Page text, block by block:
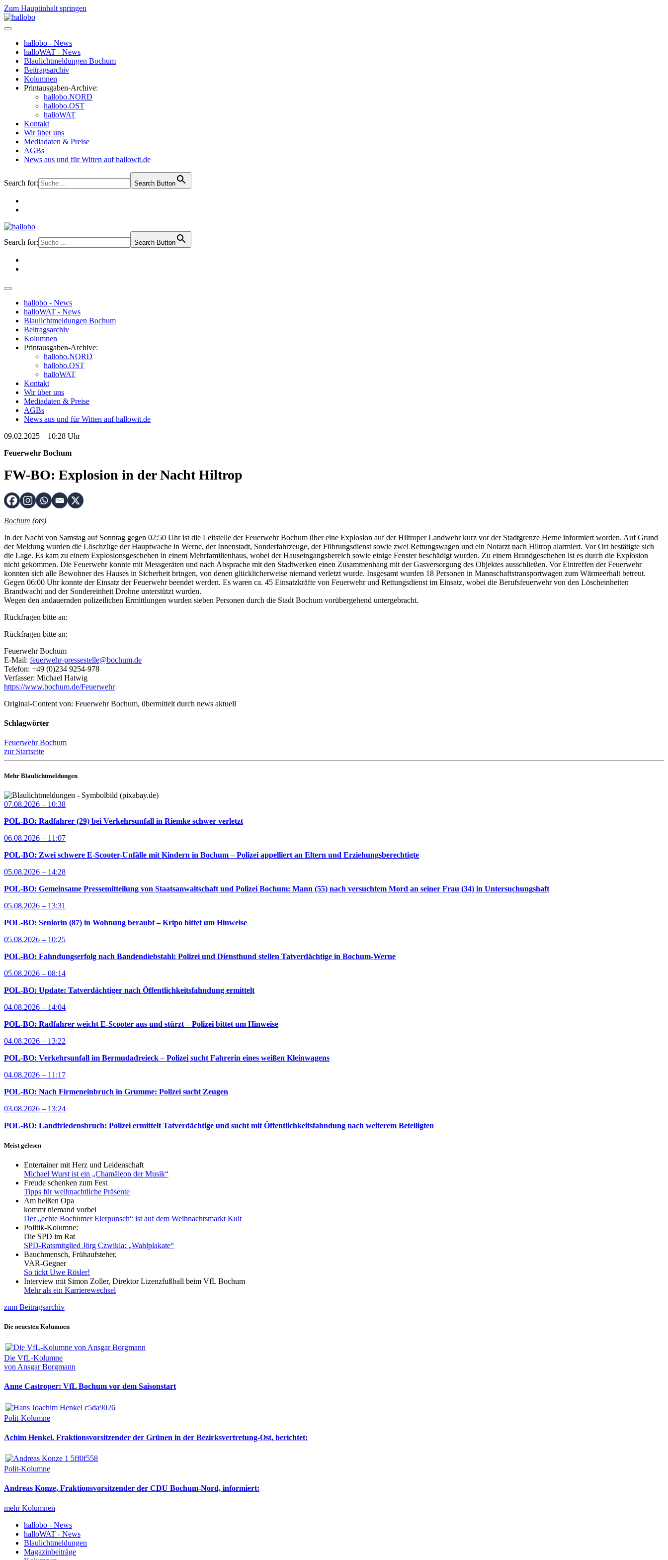
Zum Hauptinhalt springen
hallobo - News
halloWAT - News
Blaulichtmeldungen Bochum
Beitragsarchiv
Kolumnen
Printausgaben-Archive:
hallobo.NORD
hallobo.OST
halloWAT
Kontakt
Wir über uns
Mediadaten & Preise
AGBs
News aus und für Witten auf hallowit.de
Search for: Search Button
Search for: Search Button
hallobo - News
halloWAT - News
Blaulichtmeldungen Bochum
Beitragsarchiv
Kolumnen
Printausgaben-Archive:
hallobo.NORD
hallobo.OST
halloWAT
Kontakt
Wir über uns
Mediadaten & Preise
AGBs
News aus und für Witten auf hallowit.de
09.02.2025 – 10:28 Uhr
Feuerwehr Bochum
FW-BO: Explosion in der Nacht Hiltrop
Bochum (ots)
In der Nacht von Samstag auf Sonntag gegen 02:50 Uhr ist die Leitstelle der Feuerwehr Bochum über eine Explosion auf der Hiltroper Landwehr kurz vor der Stadtgrenze Herne informiert worden. Auf Grund
der Meldung wurden die Löschzüge der Hauptwache in Werne, der Innenstadt, Sonderfahrzeuge, der Führungsdienst sowie zwei Rettungswagen und ein Notarzt nach Hiltrop alarmiert. Vor Ort bestätigte sich
die Lage. Es kam zu einem Explosionsgeschehen in einem Mehrfamilienhaus, wobei der Hauseingangsbereich sowie einige Fenster beschädigt wurden. Zu einem Brandgeschehen ist es durch die Explosion
nicht gekommen. Die Feuerwehr konnte mit Messgeräten und nach Absprache mit den Stadtwerken einen Zusammenhang mit der Gasversorgung des Objektes ausschließen. Vor Eintreffen der Feuerwehr
konnten sich alle Bewohner des Hauses in Sicherheit bringen, von denen glücklicherweise niemand verletzt wurde. Insgesamt wurden 18 Personen in Mannschaftstransportwagen zum Wärmeerhalt betreut.
Gegen 06:00 Uhr konnte der Einsatz der Feuerwehr beendet werden. Es waren ca. 45 Einsatzkräfte von Feuerwehr und Rettungsdienst im Einsatz, wobei die Berufsfeuerwehr von den Löscheinheiten
Brandwacht und der Sondereinheit Drohne unterstützt wurden.
Wegen den andauernden polizeilichen Ermittlungen wurden sieben Personen durch die Stadt Bochum vorübergehend untergebracht.
Rückfragen bitte an:
Rückfragen bitte an:
Feuerwehr Bochum
E-Mail: feuerwehr-pressestelle@bochum.de
Telefon: +49 (0)234 9254-978
Verfasser: Michael Hatwig
https://www.bochum.de/Feuerwehr
Original-Content von: Feuerwehr Bochum, übermittelt durch news aktuell
Schlagwörter
Feuerwehr Bochum
zur Startseite
Mehr Blaulichtmeldungen
07.08.2026 – 10:38
POL-BO: Radfahrer (29) bei Verkehrsunfall in Riemke schwer verletzt
06.08.2026 – 11:07
POL-BO: Zwei schwere E-Scooter-Unfälle mit Kindern in Bochum – Polizei appelliert an Eltern und Erziehungsberechtigte
05.08.2026 – 14:28
POL-BO: Gemeinsame Pressemitteilung von Staatsanwaltschaft und Polizei Bochum: Mann (55) nach versuchtem Mord an seiner Frau (34) in Untersuchungshaft
05.08.2026 – 13:31
POL-BO: Seniorin (87) in Wohnung beraubt – Kripo bittet um Hinweise
05.08.2026 – 10:25
POL-BO: Fahndungserfolg nach Bandendiebstahl: Polizei und Diensthund stellen Tatverdächtige in Bochum-Werne
05.08.2026 – 08:14
POL-BO: Update: Tatverdächtiger nach Öffentlichkeitsfahndung ermittelt
04.08.2026 – 14:04
POL-BO: Radfahrer weicht E-Scooter aus und stürzt – Polizei bittet um Hinweise
04.08.2026 – 13:22
POL-BO: Verkehrsunfall im Bermudadreieck – Polizei sucht Fahrerin eines weißen Kleinwagens
04.08.2026 – 11:17
POL-BO: Nach Firmeneinbruch in Grumme: Polizei sucht Zeugen
03.08.2026 – 13:24
POL-BO: Landfriedensbruch: Polizei ermittelt Tatverdächtige und sucht mit Öffentlichkeitsfahndung nach weiterem Beteiligten
Meist gelesen
Entertainer mit Herz und Leidenschaft
Michael Wurst ist ein „Chamäleon der Musik“
Freude schenken zum Fest
Tipps für weihnachtliche Präsente
Am heißen Opa
kommt niemand vorbei
Der „echte Bochumer Eierpunsch“ ist auf dem Weihnachtsmarkt Kult
Politik-Kolumne:
Die SPD im Rat
SPD-Ratsmitglied Jörg Czwikla: „Wahlplakate“
Bauchmensch, Frühaufsteher,
VAR-Gegner
So tickt Uwe Rösler!
Interview mit Simon Zoller, Direktor Lizenzfußball beim VfL Bochum
Mehr als ein Karrierewechsel
zum Beitragsarchiv
Die neuesten Kolumnen
Die VfL-Kolumne
von Ansgar Borgmann
Anne Castroper: VfL Bochum vor dem Saisonstart
Polit-Kolumne
Achim Henkel, Fraktionsvorsitzender der Grünen in der Bezirksvertretung-Ost, berichtet:
Polit-Kolumne
Andreas Konze, Fraktionsvorsitzender der CDU Bochum-Nord, informiert:
mehr Kolumnen
hallobo - News
halloWAT - News
Blaulichtmeldungen
Magazinbeiträge